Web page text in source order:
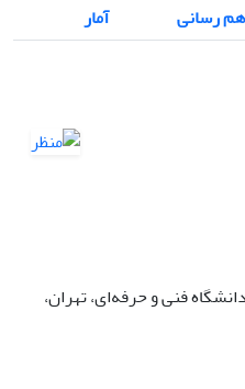
هم رسانی
آمار
فنی و حرفه‌ای، تهران،